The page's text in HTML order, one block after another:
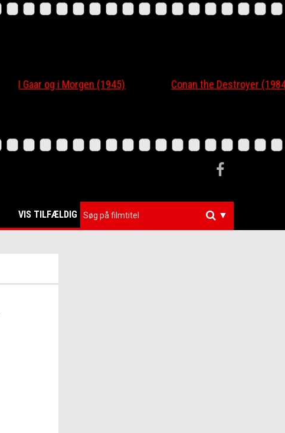
I Gaar og i Morgen (1945) Conan the Destroyer (1984)
VIS TILFÆLDIG ▼